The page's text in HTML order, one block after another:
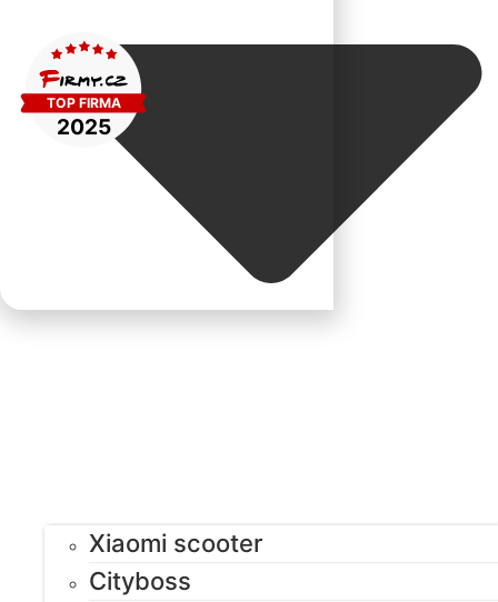
Xiaomi scooter
Cityboss